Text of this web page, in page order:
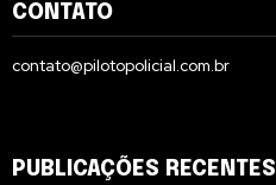
CONTATO
contato@pilotopolicial.com.br
PUBLICAÇÕES RECENTES